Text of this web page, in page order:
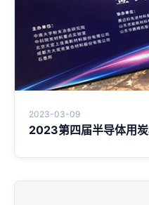
2023-03-09
2023第四届半导体用